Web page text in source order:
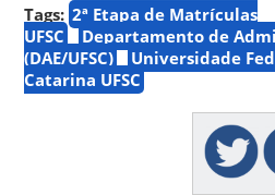
Tags: 2ª Etapa de Matrículas
UFSC
Departamento de
(DAE/UFSC)
Universidade
Catarina UFSC